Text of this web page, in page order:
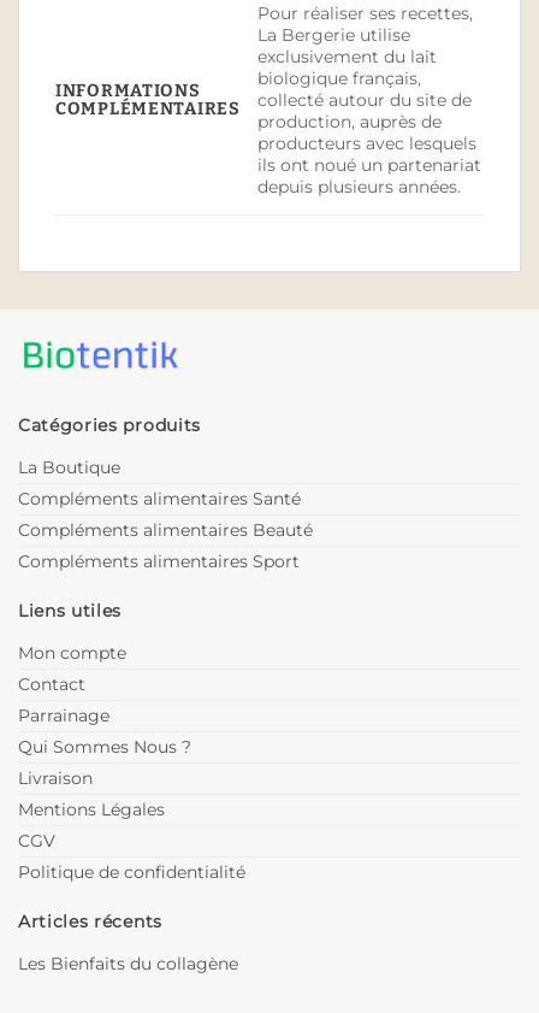
INFORMATIONS
COMPLÉMENTAIRES
Pour réaliser ses recettes,
La Bergerie utilise
exclusivement du lait
biologique français,
collecté autour du site de
production, auprès de
producteurs avec lesquels
ils ont noué un partenariat
depuis plusieurs années.
Catégories produits
La Boutique
Compléments alimentaires Santé
Compléments alimentaires Beauté
Compléments alimentaires Sport
Liens utiles
Mon compte
Contact
Parrainage
Qui Sommes Nous ?
Livraison
Mentions Légales
CGV
Politique de confidentialité
Articles récents
Les Bienfaits du collagène